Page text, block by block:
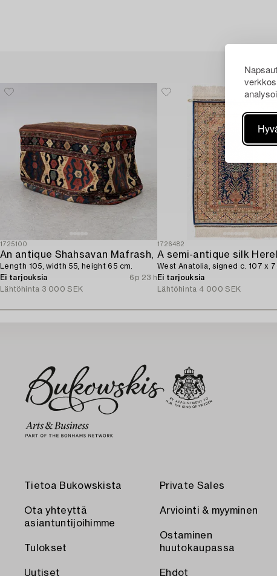
1725100
An antique Shahsavan Mafrash,
Length 105, width 55, height 65 cm.
Ei tarjouksia
6p 23 h
Lähtöhinta 3 000 SEK
1726482
A semi-antique silk
West Anatolia, signed c. 107 x
Ei tarjouksia
Lähtöhinta 4 000 SEK
Tietoa Bukowskista
Ota yhteyttä
asiantuntijoihimme
Tulokset
Uutiset
Private Sales
Arviointi & myyminen
Ostaminen
huutokaupassa
Ehdot